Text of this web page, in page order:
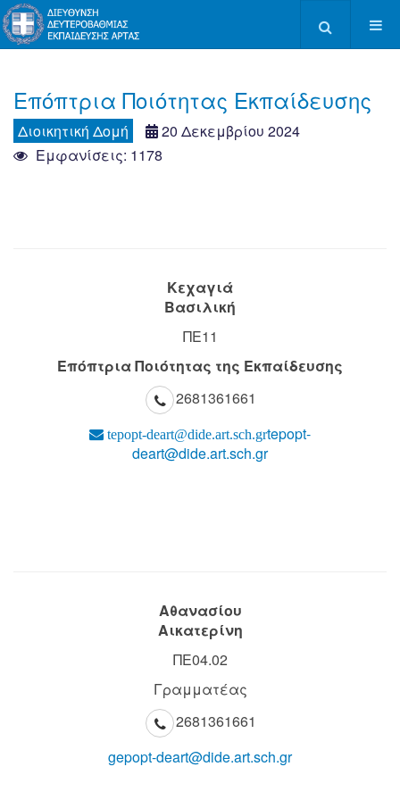
Επόπτρια Ποιότητας Εκπαίδευσης
Διοικητική Δομή
20 Δεκεμβρίου 2024
Εμφανίσεις: 1178
Κεχαγιά
Βασιλική
ΠΕ11
Επόπτρια Ποιότητας της Εκπαίδευσης
2681361661
tepopt-deart@dide.art.sch.grtepopt-
deart@dide.art.sch.gr
Αθανασίου
Αικατερίνη
ΠΕ04.02
Γραμματέας
2681361661
gepopt-deart@dide.art.sch.gr